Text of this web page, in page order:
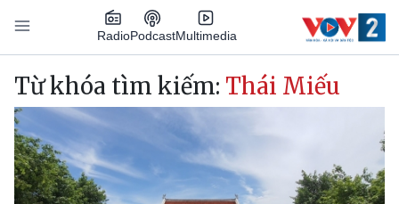
Nhảy đến nội dung
RadioPodcastMultimedia
Main navigation
Từ khóa tìm kiếm: Thái Miếu